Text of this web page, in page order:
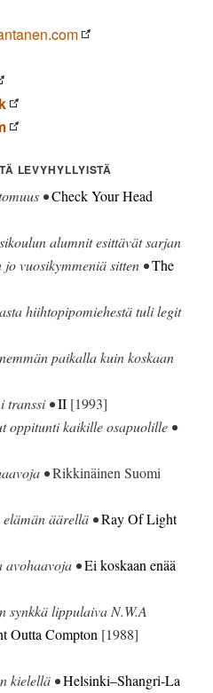
LEVYHYLLYISTÄ
•Check Your Head
alumnit esittävät sarjan
vuosikymmeniä sitten •The
hiihtopipomiehestä tuli legit
paikalla kuin koskaan
transsi •II [1993]
oppitunti kaikille osapuolille •
•Rikkinäinen Suomi
äärellä •Ray Of Light
avohaavoja •Ei koskaan enää
synkkä lippulaiva N.W.A
Outta Compton [1988]
kielellä •Helsinki–Shangri-La